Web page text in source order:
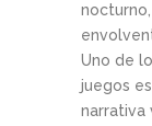
Uno de
juegos
narrativa